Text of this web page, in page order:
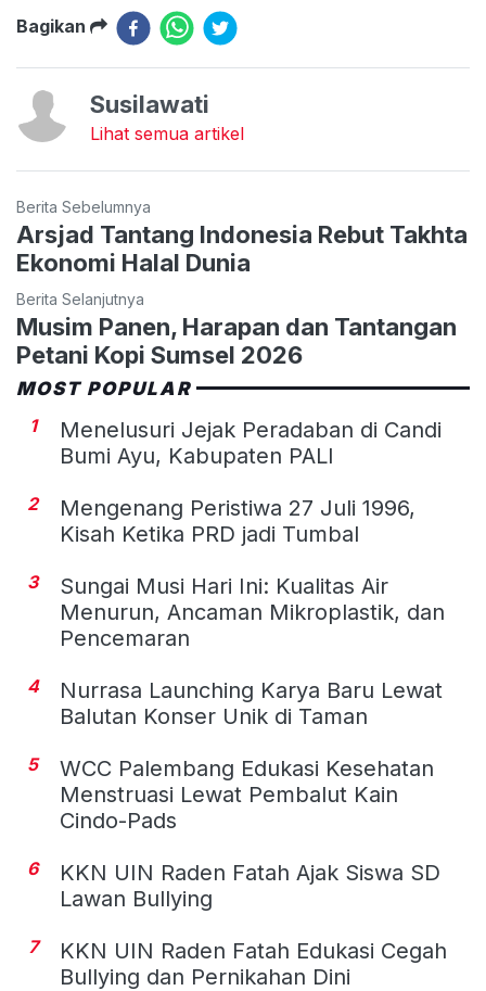
Bagikan
Susilawati
Lihat semua artikel
Berita Sebelumnya
Arsjad Tantang Indonesia Rebut Takhta
Ekonomi Halal Dunia
Berita Selanjutnya
Musim Panen, Harapan dan Tantangan
Petani Kopi Sumsel 2026
MOST POPULAR
1
Menelusuri Jejak Peradaban di Candi
Bumi Ayu, Kabupaten PALI
2
Mengenang Peristiwa 27 Juli 1996,
Kisah Ketika PRD jadi Tumbal
3
Sungai Musi Hari Ini: Kualitas Air
Menurun, Ancaman Mikroplastik, dan
Pencemaran
4
Nurrasa Launching Karya Baru Lewat
Balutan Konser Unik di Taman
5
WCC Palembang Edukasi Kesehatan
Menstruasi Lewat Pembalut Kain
Cindo-Pads
6
KKN UIN Raden Fatah Ajak Siswa SD
Lawan Bullying
7
KKN UIN Raden Fatah Edukasi Cegah
Bullying dan Pernikahan Dini